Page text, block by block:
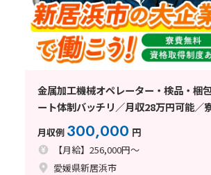
金属加工機械オペレーター・検品・梱
ート体制バッチリ／月収28万円可能／
月収例 300,000 円
【月給】256,000円～
愛媛県新居浜市